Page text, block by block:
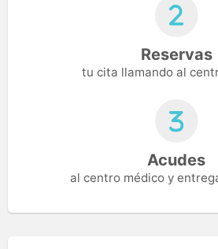
Reservas
tu cita llamando al
Acudes
al centro médico y